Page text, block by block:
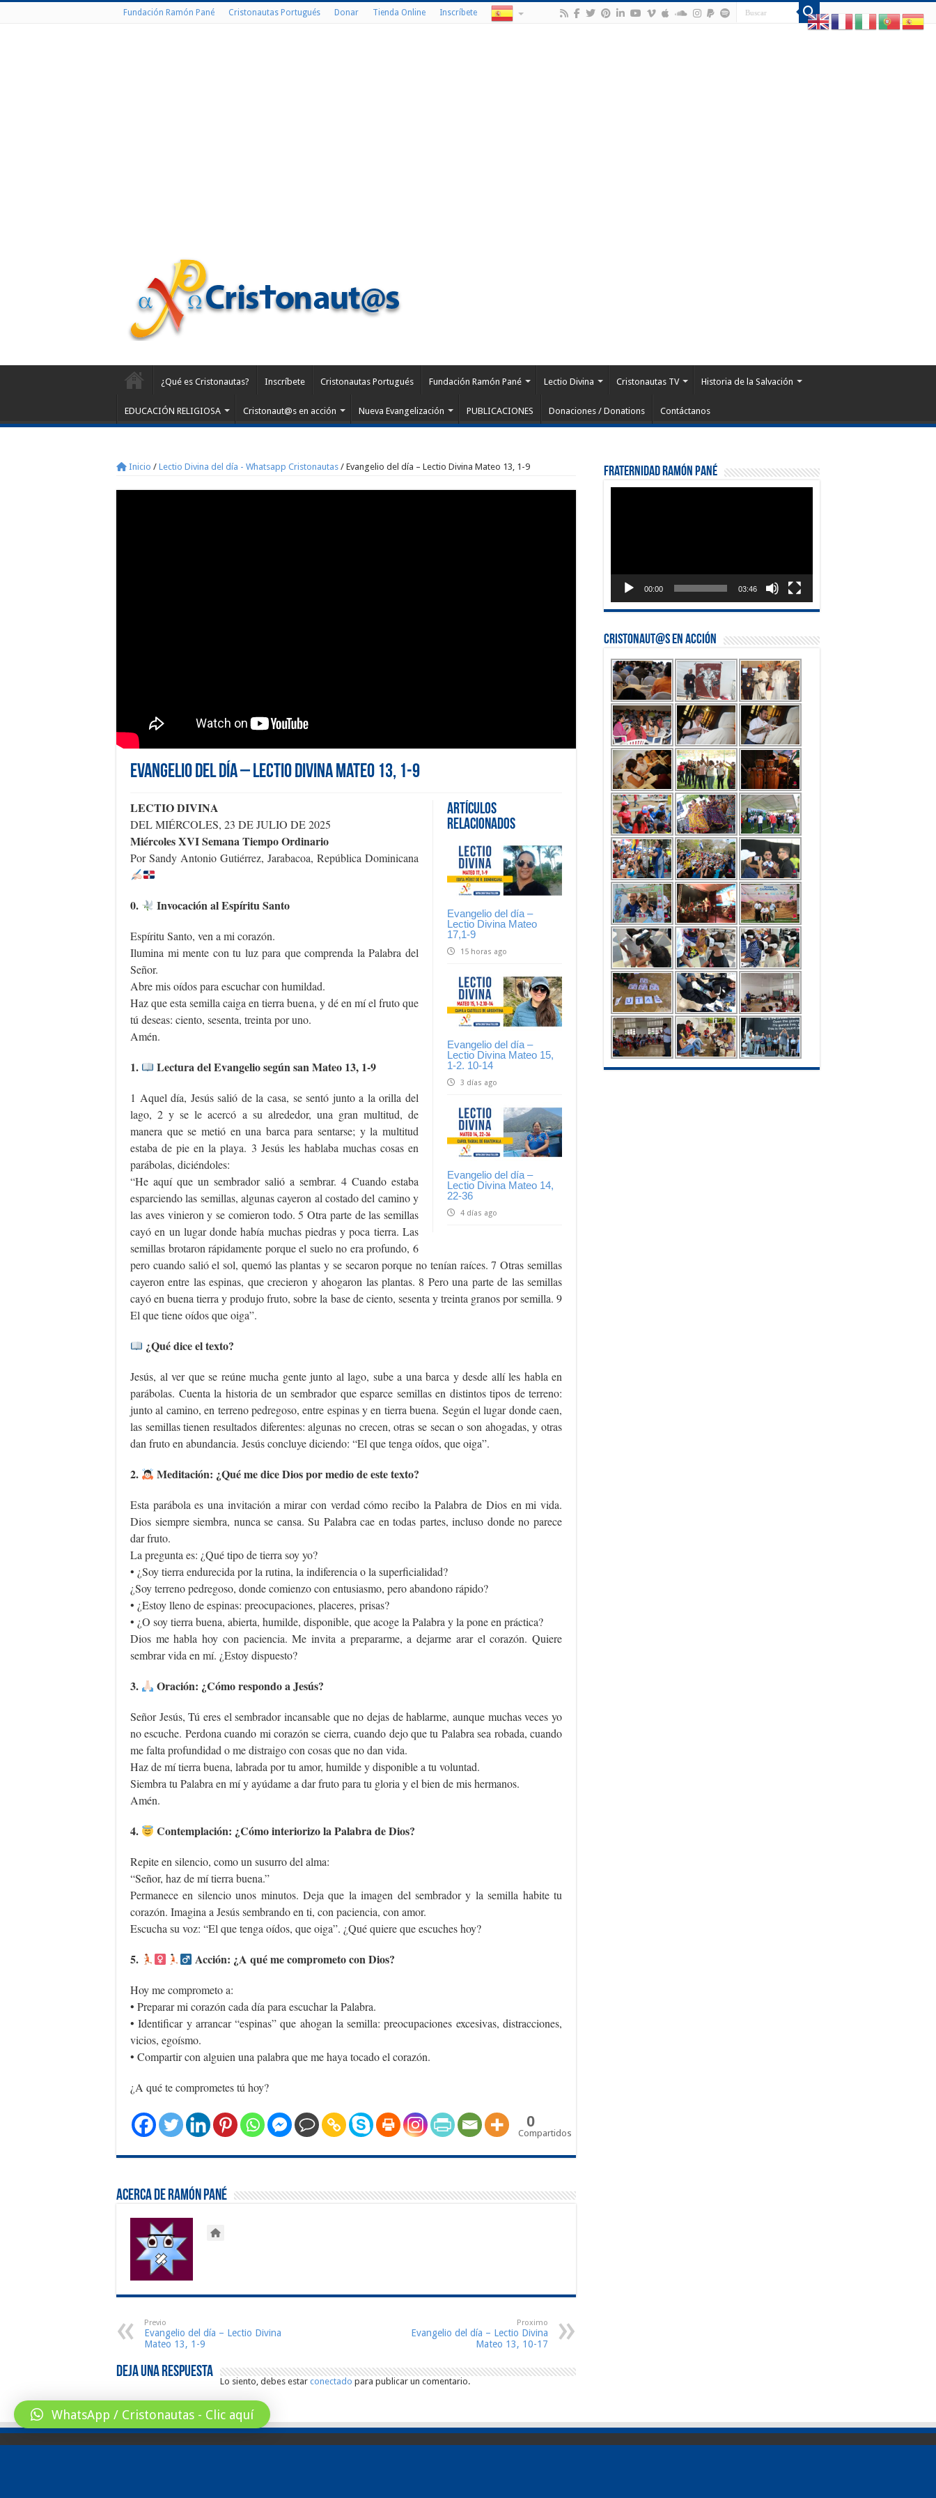
Fundación Ramón Pané Cristonautas Portugués Donar Tienda Online Inscríbete
¿Qué es Cristonautas? Inscríbete Cristonautas Portugués Fundación Ramón Pané Lectio Divina Cristonautas TV Historia de la Salvación
EDUCACIÓN RELIGIOSA Cristonaut@s en acción Nueva Evangelización PUBLICACIONES Donaciones / Donations Contáctanos
Inicio / Lectio Divina del día - Whatsapp Cristonautas / Evangelio del día – Lectio Divina Mateo 13, 1-9
Evangelio del día – Lectio Divina Mateo 13, 1-9
Artículos
Relacionados
Evangelio del día –
Lectio Divina Mateo
17,1-9
15 horas ago
Evangelio del día –
Lectio Divina Mateo 15,
1-2. 10-14
3 días ago
Evangelio del día –
Lectio Divina Mateo 14,
22-36
4 días ago
LECTIO DIVINA
DEL MIÉRCOLES, 23 DE JULIO DE 2025
Miércoles XVI Semana Tiempo Ordinario
Por Sandy Antonio Gutiérrez, Jarabacoa, República Dominicana
0. Invocación al Espíritu Santo
Espíritu Santo, ven a mi corazón.
Ilumina mi mente con tu luz para que comprenda la Palabra del
Señor.
Abre mis oídos para escuchar con humildad.
Haz que esta semilla caiga en tierra buena, y dé en mí el fruto que
tú deseas: ciento, sesenta, treinta por uno.
Amén.
1. Lectura del Evangelio según san Mateo 13, 1-9
1 Aquel día, Jesús salió de la casa, se sentó junto a la orilla del
lago, 2 y se le acercó a su alrededor, una gran multitud, de
manera que se metió en una barca para sentarse; y la multitud
estaba de pie en la playa. 3 Jesús les hablaba muchas cosas en
parábolas, diciéndoles:
“He aquí que un sembrador salió a sembrar. 4 Cuando estaba
esparciendo las semillas, algunas cayeron al costado del camino y
las aves vinieron y se comieron todo. 5 Otra parte de las semillas
cayó en un lugar donde había muchas piedras y poca tierra. Las
semillas brotaron rápidamente porque el suelo no era profundo, 6
pero cuando salió el sol, quemó las plantas y se secaron porque no tenían raíces. 7 Otras semillas
cayeron entre las espinas, que crecieron y ahogaron las plantas. 8 Pero una parte de las semillas
cayó en buena tierra y produjo fruto, sobre la base de ciento, sesenta y treinta granos por semilla. 9
El que tiene oídos que oiga”.
¿Qué dice el texto?
Jesús, al ver que se reúne mucha gente junto al lago, sube a una barca y desde allí les habla en
parábolas. Cuenta la historia de un sembrador que esparce semillas en distintos tipos de terreno:
junto al camino, en terreno pedregoso, entre espinas y en tierra buena. Según el lugar donde caen,
las semillas tienen resultados diferentes: algunas no crecen, otras se secan o son ahogadas, y otras
dan fruto en abundancia. Jesús concluye diciendo: “El que tenga oídos, que oiga”.
2. Meditación: ¿Qué me dice Dios por medio de este texto?
Esta parábola es una invitación a mirar con verdad cómo recibo la Palabra de Dios en mi vida.
Dios siempre siembra, nunca se cansa. Su Palabra cae en todas partes, incluso donde no parece
dar fruto.
La pregunta es: ¿Qué tipo de tierra soy yo?
• ¿Soy tierra endurecida por la rutina, la indiferencia o la superficialidad?
¿Soy terreno pedregoso, donde comienzo con entusiasmo, pero abandono rápido?
• ¿Estoy lleno de espinas: preocupaciones, placeres, prisas?
• ¿O soy tierra buena, abierta, humilde, disponible, que acoge la Palabra y la pone en práctica?
Dios me habla hoy con paciencia. Me invita a prepararme, a dejarme arar el corazón. Quiere
sembrar vida en mí. ¿Estoy dispuesto?
3. Oración: ¿Cómo respondo a Jesús?
Señor Jesús, Tú eres el sembrador incansable que no dejas de hablarme, aunque muchas veces yo
no escuche. Perdona cuando mi corazón se cierra, cuando dejo que tu Palabra sea robada, cuando
me falta profundidad o me distraigo con cosas que no dan vida.
Haz de mí tierra buena, labrada por tu amor, humilde y disponible a tu voluntad.
Siembra tu Palabra en mí y ayúdame a dar fruto para tu gloria y el bien de mis hermanos.
Amén.
4. Contemplación: ¿Cómo interiorizo la Palabra de Dios?
Repite en silencio, como un susurro del alma:
“Señor, haz de mí tierra buena.”
Permanece en silencio unos minutos. Deja que la imagen del sembrador y la semilla habite tu
corazón. Imagina a Jesús sembrando en ti, con paciencia, con amor.
Escucha su voz: “El que tenga oídos, que oiga”. ¿Qué quiere que escuches hoy?
5. Acción: ¿A qué me comprometo con Dios?
Hoy me comprometo a:
• Preparar mi corazón cada día para escuchar la Palabra.
• Identificar y arrancar “espinas” que ahogan la semilla: preocupaciones excesivas, distracciones,
vicios, egoísmo.
• Compartir con alguien una palabra que me haya tocado el corazón.
¿A qué te comprometes tú hoy?
0
Compartidos
Acerca de Ramón Pané
Previo
Evangelio del día – Lectio Divina
Mateo 13, 1-9
Proximo
Evangelio del día – Lectio Divina
Mateo 13, 10-17
Deja una respuesta
Lo siento, debes estar conectado para publicar un comentario.
Fraternidad Ramón Pané
00:00 03:46
Cristonaut@s en Acción
WhatsApp / Cristonautas - Clic aquí